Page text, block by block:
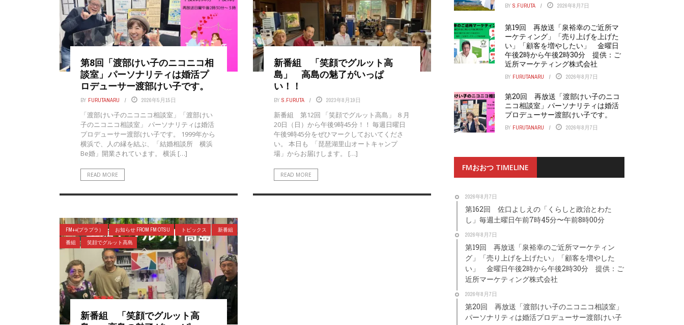
第8回「渡部けい子のニコニコ相
談室」パーソナリティは婚活プ
ロデューサー渡部けい子です。
BY FURUTANARU 2026年5月15日
「渡部けい子のニコニコ相談室」「渡部けい
子のニコニコ相談室」 パーソナリティは婚活
プロデューサー渡部けい子です。 1999年から
横浜で、人の縁を結ぶ、「結婚相談所 横浜
Be婚」開業されています。 横浜 […]
READ MORE
新番組 「笑顔でグルット高
島」 高島の魅了がいっぱ
い！！
BY S.FURUTA 2023年8月19日
新番組 第12回 「笑顔でグルット高島」 ８月
20日（日）から午後9時45分！！ 毎週日曜日
午後9時45分をぜひマークしておいてくださ
い。 本日も 「琵琶湖里山オートキャンプ
場」からお届けします。 […]
READ MORE
FM++(プラプラ） お知らせ FROM FM OTSU トピックス
新番組
番組
笑顔でグルット高島
新番組 「笑顔でグルット高
BY S.FURUTA 2026年8月7日
第19回 再放送「泉裕幸のご近所マ
ーケティング」「売り上げを上げた
い」「顧客を増やしたい」 金曜日
午後2時から午後2時30分 提供：ご
近所マーケティング株式会社
BY FURUTANARU 2026年8月7日
第20回 再放送「渡部けい子のニコ
ニコ相談室」パーソナリティは婚活
プロデューサー渡部けい子です。
BY FURUTANARU 2026年8月7日
FMおおつ TIMELINE
2026年8月7日
第162回 佐口よしえの「くらしと政治とわた
し」毎週土曜日午前7時45分〜午前8時00分
2026年8月7日
第19回 再放送「泉裕幸のご近所マーケティン
グ」「売り上げを上げたい」「顧客を増やした
い」 金曜日午後2時から午後2時30分 提供：ご
近所マーケティング株式会社
2026年8月7日
第20回 再放送「渡部けい子のニコニコ相談室」
パーソナリティは婚活プロデューサー渡部けい子